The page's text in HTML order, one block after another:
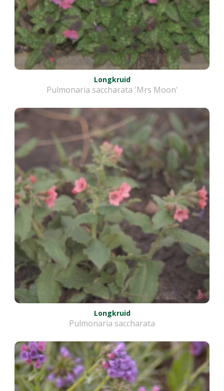
Longkruid
Pulmonaria saccharata 'Mrs Moon'
Longkruid
Pulmonaria saccharata